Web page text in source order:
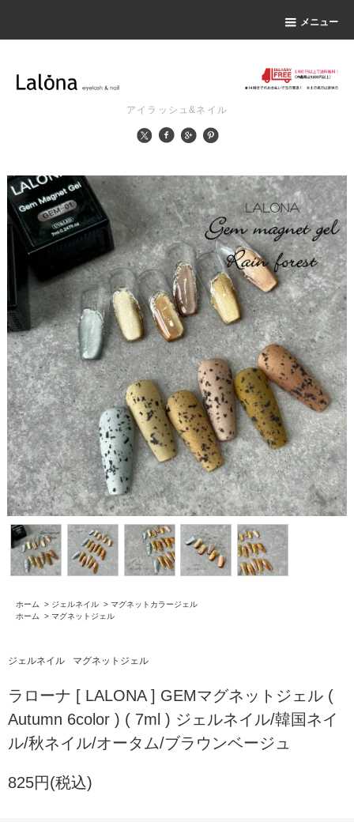
メニュー
アイラッシュ&ネイル
ホーム > ジェルネイル > マグネットカラージェル
ホーム
> マグネットジェル
ジェルネイル マグネットジェル
ラローナ [ LALONA ] GEMマグネットジェル (
Autumn 6color ) ( 7ml ) ジェルネイル/韓国ネイ
ル/秋ネイル/オータム/ブラウンベージュ
825円(税込)